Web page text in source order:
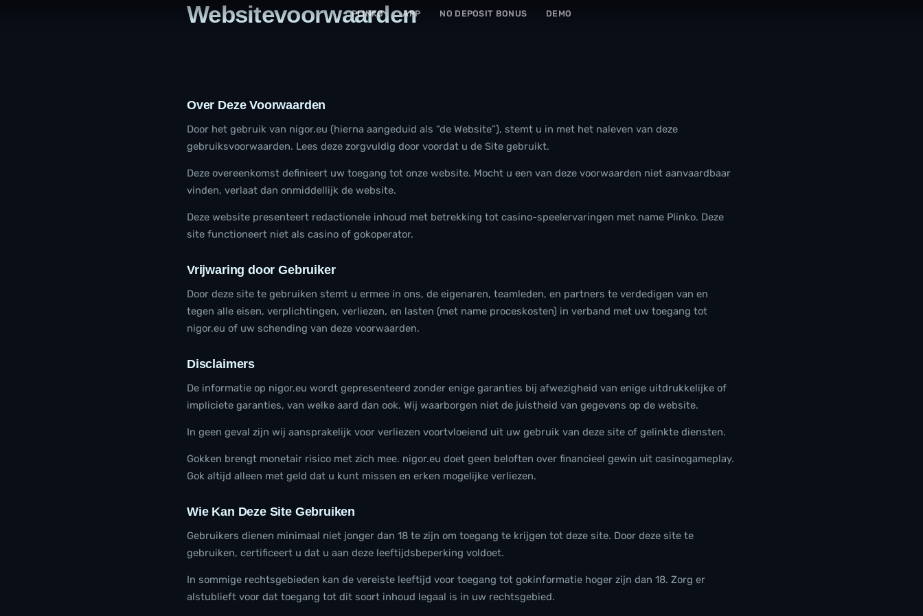
PLINKO APP NO DEPOSIT BONUS DEMO
Websitevoorwaarden
Over Deze Voorwaarden
Door het gebruik van nigor.eu (hierna aangeduid als “de Website”), stemt u in met het naleven van deze
gebruiksvoorwaarden. Lees deze zorgvuldig door voordat u de Site gebruikt.
Deze overeenkomst definieert uw toegang tot onze website. Mocht u een van deze voorwaarden niet aanvaardbaar
vinden, verlaat dan onmiddellijk de website.
Deze website presenteert redactionele inhoud met betrekking tot casino-speelervaringen met name Plinko. Deze
site functioneert niet als casino of gokoperator.
Vrijwaring door Gebruiker
Door deze site te gebruiken stemt u ermee in ons, de eigenaren, teamleden, en partners te verdedigen van en
tegen alle eisen, verplichtingen, verliezen, en lasten (met name proceskosten) in verband met uw toegang tot
nigor.eu of uw schending van deze voorwaarden.
Disclaimers
De informatie op nigor.eu wordt gepresenteerd zonder enige garanties bij afwezigheid van enige uitdrukkelijke of
impliciete garanties, van welke aard dan ook. Wij waarborgen niet de juistheid van gegevens op de website.
In geen geval zijn wij aansprakelijk voor verliezen voortvloeiend uit uw gebruik van deze site of gelinkte diensten.
Gokken brengt monetair risico met zich mee. nigor.eu doet geen beloften over financieel gewin uit casinogameplay.
Gok altijd alleen met geld dat u kunt missen en erken mogelijke verliezen.
Wie Kan Deze Site Gebruiken
Gebruikers dienen minimaal niet jonger dan 18 te zijn om toegang te krijgen tot deze site. Door deze site te
gebruiken, certificeert u dat u aan deze leeftijdsbeperking voldoet.
In sommige rechtsgebieden kan de vereiste leeftijd voor toegang tot gokinformatie hoger zijn dan 18. Zorg er
alstublieft voor dat toegang tot dit soort inhoud legaal is in uw rechtsgebied.